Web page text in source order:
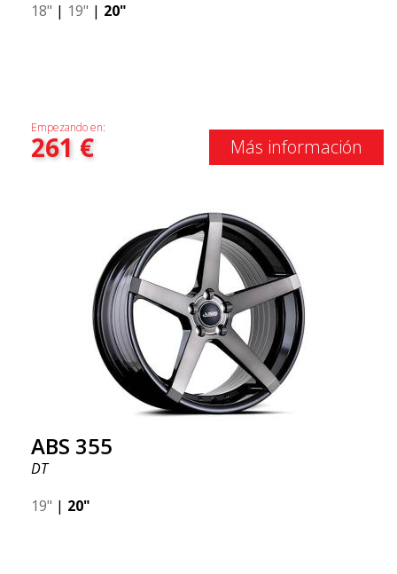
18" | 19" | 20"
Empezando en:
261 € Más información
ABS 355
DT
19" | 20"